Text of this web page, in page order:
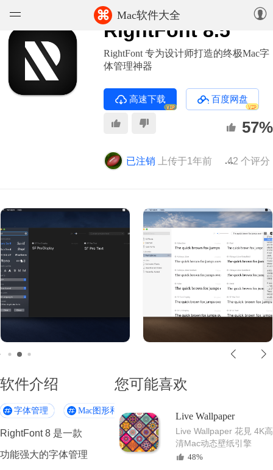
⌘ Mac软件大全
软件
游戏
RightFont 8.5
RightFont 专为设计师打造的终极Mac字
体管理神器
高速下载
VIP
百度网盘
VIP
57%
已注销 上传于1年前 版本 8.5
42 个评分
软件介绍
字体管理 Mac图形和设计软件
RightFont 8 是一款
功能强大的字体管理
您可能喜欢
Live Wallpaper
Live Wallpaper 花見 4K高
清Mac动态壁纸引擎
48%